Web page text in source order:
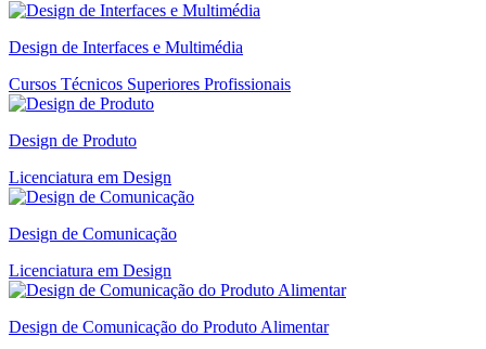
Design de Interfaces e Multimédia
Cursos Técnicos Superiores Profissionais
Design de Produto
Licenciatura em Design
Design de Comunicação
Licenciatura em Design
Design de Comunicação do Produto Alimentar